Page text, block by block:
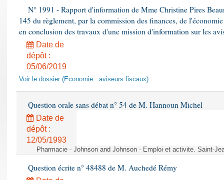
N° 1991 - Rapport d'information de Mme Christine Pires
145 du règlement, par la commission des finances, de
en conclusion des travaux d'une mission d'information sur les
Date de
dépôt :
05/06/2019
Voir le dossier (Economie : aviseurs fiscaux)
Question orale sans débat n° 54 de M. Hannoun Michel
Date de
dépôt :
12/05/1993
Pharmacie - Johnson and Johnson - Emploi et activite. Saint-
Question écrite n° 48488 de M. Auchedé Rémy